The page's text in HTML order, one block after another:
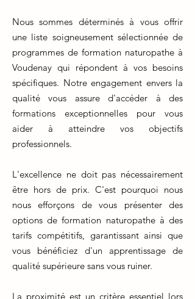
Nous sommes déterminés à vous offrir
une liste soigneusement sélectionnée de
programmes de formation naturopathe à
Voudenay qui répondent à vos besoins
spécifiques. Notre engagement envers la
qualité vous assure d'accéder à des
formations exceptionnelles pour vous
aider à atteindre vos objectifs
professionnels.
L'excellence ne doit pas nécessairement
être hors de prix. C'est pourquoi nous
nous efforçons de vous présenter des
options de formation naturopathe à des
tarifs compétitifs, garantissant ainsi que
vous bénéficiez d'un apprentissage de
qualité supérieure sans vous ruiner.
La proximité est un critère essentiel lors